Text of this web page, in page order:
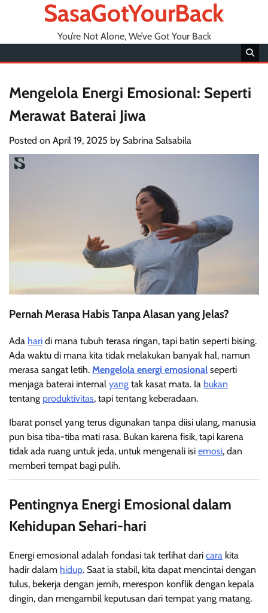
SasaGotYourBack
You’re Not Alone, We’ve Got Your Back
Mengelola Energi Emosional: Seperti
Merawat Baterai Jiwa
Posted on April 19, 2025 by Sabrina Salsabila
Pernah Merasa Habis Tanpa Alasan yang Jelas?
Ada hari di mana tubuh terasa ringan, tapi batin seperti bising.
Ada waktu di mana kita tidak melakukan banyak hal, namun
merasa sangat letih. Mengelola energi emosional seperti
menjaga baterai internal yang tak kasat mata. Ia bukan
tentang produktivitas, tapi tentang keberadaan.
Ibarat ponsel yang terus digunakan tanpa diisi ulang, manusia
pun bisa tiba-tiba mati rasa. Bukan karena fisik, tapi karena
tidak ada ruang untuk jeda, untuk mengenali isi emosi, dan
memberi tempat bagi pulih.
Pentingnya Energi Emosional dalam
Kehidupan Sehari-hari
Energi emosional adalah fondasi tak terlihat dari cara kita
hadir dalam hidup. Saat ia stabil, kita dapat mencintai dengan
tulus, bekerja dengan jernih, merespon konflik dengan kepala
dingin, dan mengambil keputusan dari tempat yang matang.